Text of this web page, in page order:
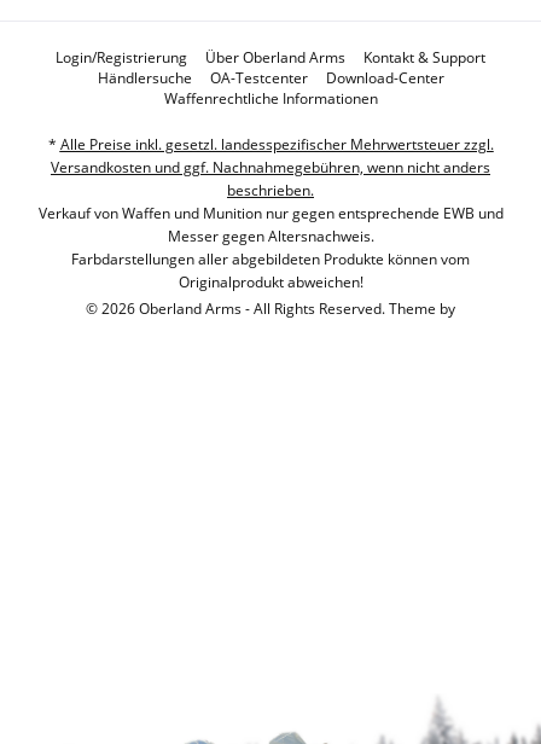
Login/Registrierung Über Oberland Arms
Kontakt & Support
Händlersuche
OA-Testcenter
Download-Center
Waffenrechtliche Informationen
* Alle Preise inkl. gesetzl. landesspezifischer Mehrwertsteuer zzgl.
Versandkosten und ggf. Nachnahmegebühren, wenn nicht anders
beschrieben.
Verkauf von Waffen und Munition nur gegen entsprechende EWB und
Messer gegen Altersnachweis.
Farbdarstellungen aller abgebildeten Produkte können vom
Originalprodukt abweichen!
© 2026 Oberland Arms - All Rights Reserved. Theme by